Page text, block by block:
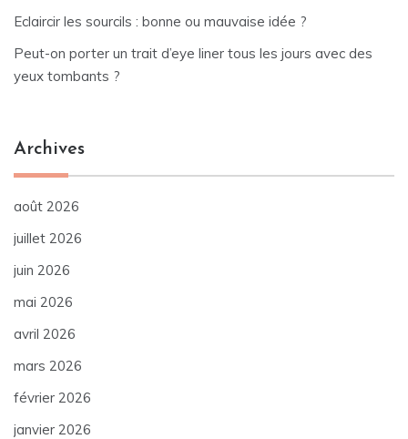
Eclaircir les sourcils : bonne ou mauvaise idée ?
Peut-on porter un trait d’eye liner tous les jours avec des
yeux tombants ?
Archives
août 2026
juillet 2026
juin 2026
mai 2026
avril 2026
mars 2026
février 2026
janvier 2026